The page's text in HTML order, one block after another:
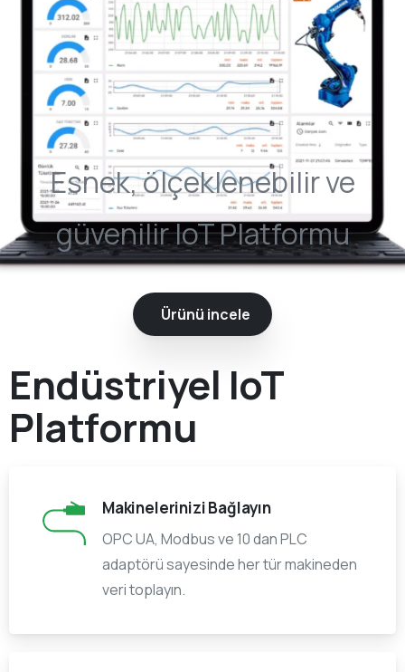
Esnek, ölçeklenebilir ve
güvenilir IoT Platformu
Ürünü incele
Endüstriyel IoT
Platformu
Makinelerinizi Bağlayın
OPC UA, Modbus ve 10 dan PLC
adaptörü sayesinde her tür makineden
veri toplayın.